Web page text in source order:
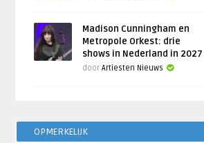
Madison Cunningham en
Metropole Orkest: drie
shows in Nederland in 2027
doorArtiesten Nieuws
OPMERKELIJK